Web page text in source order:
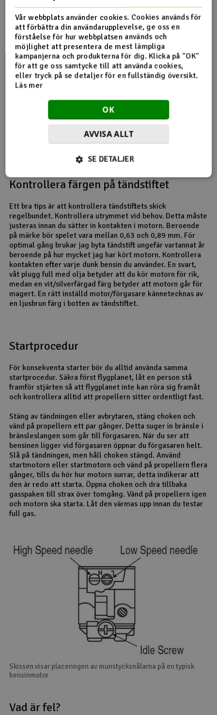
Kontrollera färgen på tändstiftet
Ett bra tips är att kontrollera tändstiftets skick
regelbundet. Kontrollera utrymmet vid behov. Detta måste
justeras innan du sätter in kontakten i motorn. Beroende
på märke bör spelet vara mellan 0,63 och 0,89 mm. För
optimal gång brukar jag byta tändstift ungefär vartannat år
beroende på hur mycket jag har kört motorn. Kontrollera
kontakten efter varje dunk bensin du använder. En svart,
våt plugg full med olja betyder att du kör motorn för rik,
medan en vit/silverfärgad färg betyder att motorn går för
magert. En rätt inställd motor/förgasare kännetecknas av
en ljusbrun färg i botten av tändstiftet.
Startprocedur
För konsekventa starter bör du alltid använda samma
startprocedur. Säkra först flygplanet, låt en person stå
framför stjärten så att flygplanet inte kan röra sig framåt
och kontrollera alltid att propellern sitter ordentligt fast.
Stäng av tändningen eller avbrytaren, stäng choken och
vänd på propellern ett par gånger. Detta suger in bränsle i
bränsleslangen som går till förgasaren. När du ser att
bensinen ligger vid förgasaren öppnar du förgasaren helt.
Slå på tändningen, men håll choken stängd. Använd
startmotorn eller startmotorn och vänd på propellern flera
gånger, tills du hör hur motorn surrar, detta indikerar att
den är redo att starta. Öppna choken och dra tillbaka
gasspaken till strax över tomgång. Vänd på propellern igen
och motorn ska starta. Låt den värmas upp innan du testar
full gas.
Skissen visar placeringen av munstycksnålarna på en typisk
bensinmotor
Vad är fel?
Vår webbplats använder cookies. Cookies används för
att förbättra din användarupplevelse, ge oss en
förståelse för hur webbplatsen används och
möjlighet att presentera de mest lämpliga
kampanjerna och produkterna för dig. Klicka på "OK"
för att ge oss samtycke till att använda cookies,
eller tryck på se detaljer för en fullständig översikt.
Läs mer
OK
AVVISA ALLT
SE DETALJER